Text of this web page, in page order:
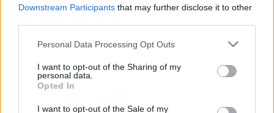
Downstream Participants that may further disclose it to other
Personal Data Processing Opt Outs
I want to opt-out of the Sharing of my
personal data.
Opted In
I want to opt-out of the Sale of my
Διεκδικούμε:
- Άμεση και καθολική καταγραφή των ζημιών σε
- Χαρακτηρισμό περιοχών και πλήρη αποζημίωση
στο 100% της απώλειας παραγωγής και
εισοδήματος, χωρίς εξαιρέσεις.